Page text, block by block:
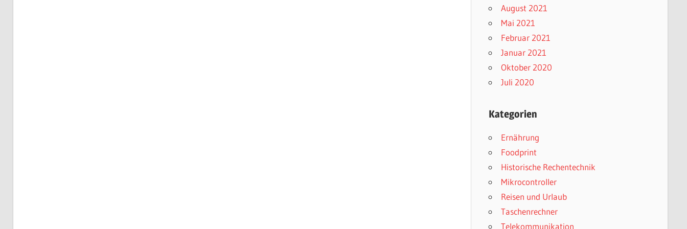
August 2021
Mai 2021
Februar 2021
Januar 2021
Oktober 2020
Juli 2020
Kategorien
Ernährung
Foodprint
Historische Rechentechnik
Mikrocontroller
Reisen und Urlaub
Taschenrechner
Telekommunikation